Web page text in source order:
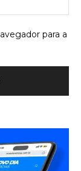
para a